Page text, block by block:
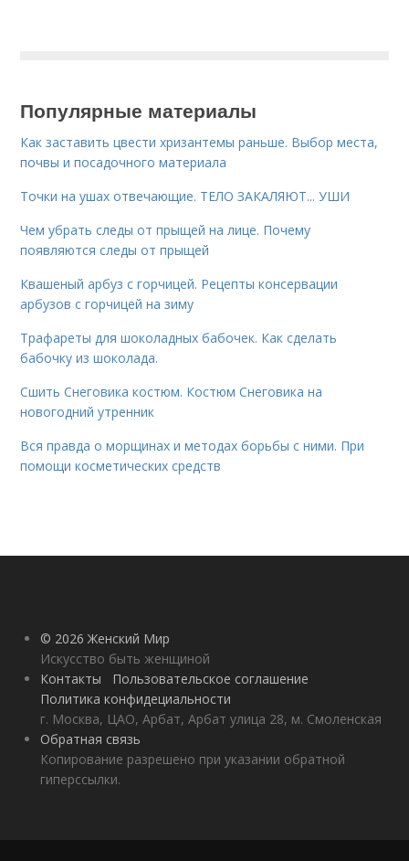
Популярные материалы
Как заставить цвести хризантемы раньше. Выбор места,
почвы и посадочного материала
Точки на ушах отвечающие. ТЕЛО ЗАКАЛЯЮТ... УШИ
Чем убрать следы от прыщей на лице. Почему
появляются следы от прыщей
Квашеный арбуз с горчицей. Рецепты консервации
арбузов с горчицей на зиму
Трафареты для шоколадных бабочек. Как сделать
бабочку из шоколада.
Сшить Снеговика костюм. Костюм Снеговика на
новогодний утренник
Вся правда о морщинах и методах борьбы с ними. При
помощи косметических средств
© 2026 Женский Мир
Искусство быть женщиной
Контакты
Пользовательское соглашение
Политика конфидециальности
г. Москва, ЦАО, Арбат, Арбат улица 28, м. Смоленская
Обратная связь
Копирование разрешено при указании обратной
гиперссылки.